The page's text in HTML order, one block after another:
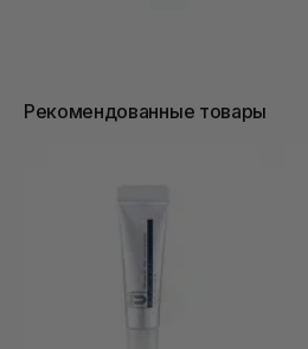
Рекомендованные товары